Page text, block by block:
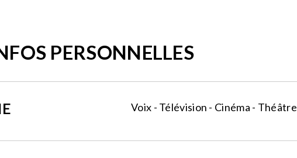
PERSONNELLES
Voix - Télévision - Cinéma - Théâtre